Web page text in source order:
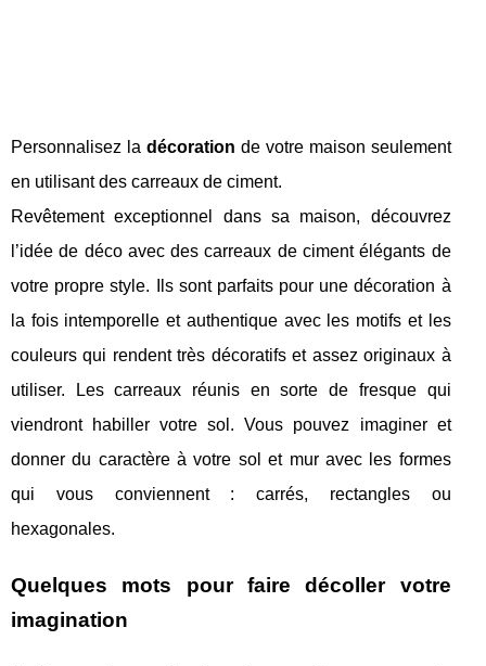
Personnalisez la décoration de votre maison seulement
en utilisant des carreaux de ciment.
Revêtement exceptionnel dans sa maison, découvrez
l’idée de déco avec des carreaux de ciment élégants de
votre propre style. Ils sont parfaits pour une décoration à
la fois intemporelle et authentique avec les motifs et les
couleurs qui rendent très décoratifs et assez originaux à
utiliser. Les carreaux réunis en sorte de fresque qui
viendront habiller votre sol. Vous pouvez imaginer et
donner du caractère à votre sol et mur avec les formes
qui vous conviennent : carrés, rectangles ou
hexagonales.
Quelques mots pour faire décoller votre
imagination